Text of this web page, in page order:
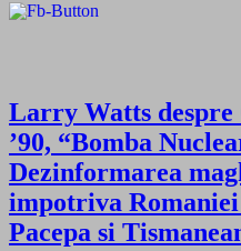
Larry Watts
’90, “Bomba
Dezinformarea
impotriva
Pacepa si